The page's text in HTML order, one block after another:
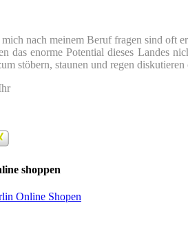
nach meinem Beruf fragen sind oft
das enorme Potential dieses Landes
stöbern, staunen und regen diskutieren
shoppen